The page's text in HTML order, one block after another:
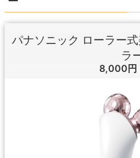
パナソニック ローラー
ラ
8,000円